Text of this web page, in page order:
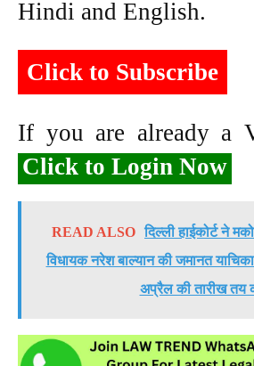
Hindi and English.
Click to Subscribe
If you are already a
Click to Login Now
READ ALSO दिल्ली हाईकोर्ट ने
विधायक नरेश बाल्यान की जमानत
अप्रैल की तारीख तय